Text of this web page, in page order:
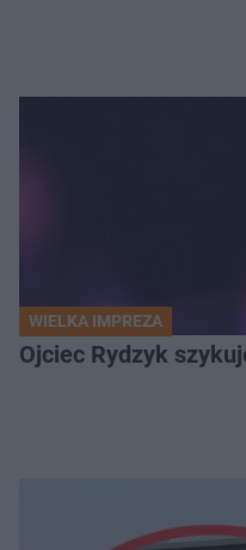
WIELKA IMPREZA
Ojciec Rydzyk